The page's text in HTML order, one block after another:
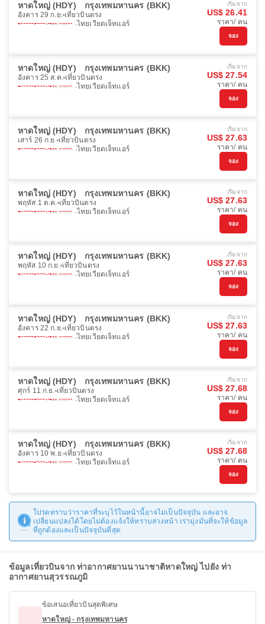
หาดใหญ่ (HDY) กรุงเทพมหานคร (BKK)
อังคาร 29 ก.ย. เที่ยวบินตรง
ไทยเวียดเจ็ทแอร์
เริ่มจาก
US$ 26.41
ราคา/ คน
จอง
หาดใหญ่ (HDY) กรุงเทพมหานคร (BKK)
อังคาร 25 ส.ค. เที่ยวบินตรง
ไทยเวียดเจ็ทแอร์
เริ่มจาก
US$ 27.54
ราคา/ คน
จอง
หาดใหญ่ (HDY) กรุงเทพมหานคร (BKK)
เสาร์ 26 ก.ย. เที่ยวบินตรง
ไทยเวียดเจ็ทแอร์
เริ่มจาก
US$ 27.63
ราคา/ คน
จอง
หาดใหญ่ (HDY) กรุงเทพมหานคร (BKK)
พฤหัส 1 ต.ค. เที่ยวบินตรง
ไทยเวียดเจ็ทแอร์
เริ่มจาก
US$ 27.63
ราคา/ คน
จอง
หาดใหญ่ (HDY) กรุงเทพมหานคร (BKK)
พฤหัส 10 ก.ย. เที่ยวบินตรง
ไทยเวียดเจ็ทแอร์
เริ่มจาก
US$ 27.63
ราคา/ คน
จอง
หาดใหญ่ (HDY) กรุงเทพมหานคร (BKK)
อังคาร 22 ก.ย. เที่ยวบินตรง
ไทยเวียดเจ็ทแอร์
เริ่มจาก
US$ 27.63
ราคา/ คน
จอง
หาดใหญ่ (HDY) กรุงเทพมหานคร (BKK)
ศุกร์ 11 ก.ย. เที่ยวบินตรง
ไทยเวียดเจ็ทแอร์
เริ่มจาก
US$ 27.68
ราคา/ คน
จอง
หาดใหญ่ (HDY) กรุงเทพมหานคร (BKK)
อังคาร 10 พ.ย. เที่ยวบินตรง
ไทยเวียดเจ็ทแอร์
เริ่มจาก
US$ 27.68
ราคา/ คน
จอง
โปรดทราบว่าราคาที่ระบุไว้ในหน้านี้อาจไม่เป็นปัจจุบัน และอาจ
เปลี่ยนแปลงได้โดยไม่ต้องแจ้งให้ทราบล่วงหน้า เรามุ่งมั่นที่จะให้ข้อมูล
ที่ถูกต้องและเป็นปัจจุบันที่สุด
ข้อมูลเที่ยวบินจาก ท่าอากาศยานนานาชาติหาดใหญ่ ไปยัง ท่า
อากาศยานสุวรรณภูมิ
ข้อเสนอเที่ยวบินสุดพิเศษ
หาดใหญ่ - กรุงเทพมหานคร